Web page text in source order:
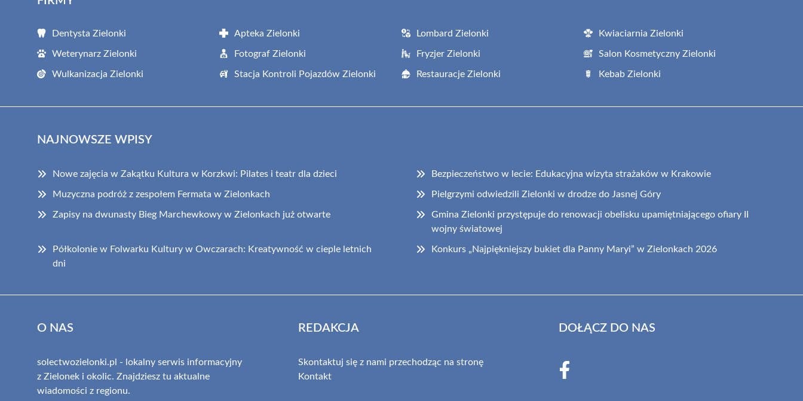
Dentysta Zielonki Apteka Zielonki Lombard Zielonki Kwiaciarnia Zielonki
Weterynarz Zielonki Fotograf Zielonki Fryzjer Zielonki Salon Kosmetyczny Zielonki
Wulkanizacja Zielonki Stacja Kontroli Pojazdów Zielonki Restauracje Zielonki Kebab Zielonki
NAJNOWSZE WPISY
Nowe zajęcia w Zakątku Kultura w Korzkwi: Pilates i teatr dla dzieci Bezpieczeństwo w lecie: Edukacyjna wizyta strażaków w Krakowie
Muzyczna podróż z zespołem Fermata w Zielonkach Pielgrzymi odwiedzili Zielonki w drodze do Jasnej Góry
Zapisy na dwunasty Bieg Marchewkowy w Zielonkach już otwarte
Gmina Zielonki przystępuje do renowacji obelisku upamiętniającego ofiary II
wojny światowej
Półkolonie w Folwarku Kultury w Owczarach: Kreatywność w cieple letnich
dni
Konkurs „Najpiękniejszy bukiet dla Panny Maryi” w Zielonkach 2026
O NAS
solectwozielonki.pl - lokalny serwis informacyjny
z Zielonek i okolic. Znajdziesz tu aktualne
wiadomości z regionu.
REDAKCJA
Skontaktuj się z nami przechodząc na stronę
Kontakt
DOŁĄCZ DO NAS